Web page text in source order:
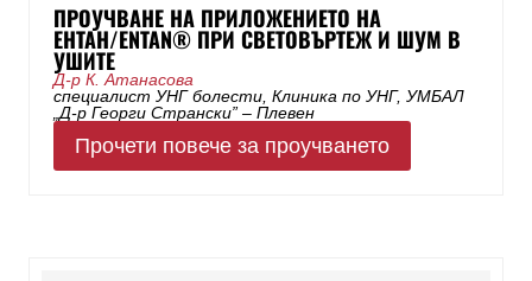
ПРОУЧВАНЕ НА ПРИЛОЖЕНИЕТО НА
ЕНТАН/ENTAN® ПРИ СВЕТОВЪРТЕЖ И ШУМ В
УШИТЕ
Д-р К. Атанасова
специалист УНГ болести, Клиника по УНГ, УМБАЛ
„Д-р Георги Странски” – Плевен
Прочети повече за проучването